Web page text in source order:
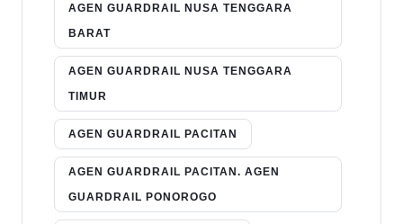
AGEN GUARDRAIL NUSA TENGGARA
BARAT
AGEN GUARDRAIL NUSA TENGGARA
TIMUR
AGEN GUARDRAIL PACITAN
AGEN GUARDRAIL PACITAN. AGEN
GUARDRAIL PONOROGO